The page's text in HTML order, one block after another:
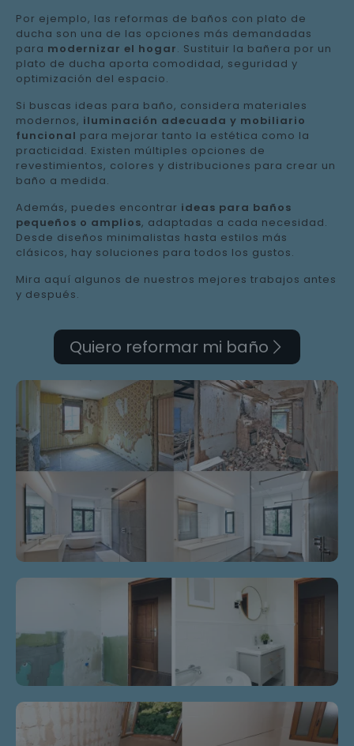
Por ejemplo, las reformas de baños con plato de
ducha son una de las opciones más demandadas
para modernizar el hogar. Sustituir la bañera por un
plato de ducha aporta comodidad, seguridad y
optimización del espacio.
Si buscas ideas para baño, considera materiales
modernos, iluminación adecuada y mobiliario
funcional para mejorar tanto la estética como la
practicidad. Existen múltiples opciones de
revestimientos, colores y distribuciones para crear un
baño a medida.
Además, puedes encontrar ideas para baños
pequeños o amplios, adaptadas a cada necesidad.
Desde diseños minimalistas hasta estilos más
clásicos, hay soluciones para todos los gustos.
Mira aquí algunos de nuestros mejores trabajos antes
y después.
Quiero reformar mi baño